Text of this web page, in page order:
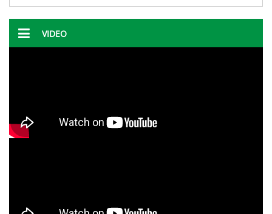
VIDEO